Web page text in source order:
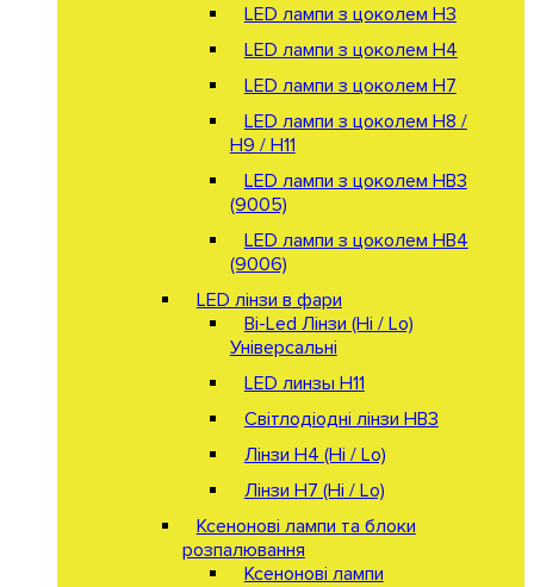
LED лампи з цоколем H3
LED лампи з цоколем H4
LED лампи з цоколем H7
LED лампи з цоколем H8 /
H9 / H11
LED лампи з цоколем HB3
(9005)
LED лампи з цоколем HB4
(9006)
LED лінзи в фари
Bi-Led Лінзи (Hi / Lo)
Універсальні
LED линзы H11
Світлодіодні лінзи HB3
Лінзи Н4 (Hi / Lo)
Лінзи Н7 (Hi / Lo)
Ксенонові лампи та блоки
розпалювання
Ксенонові лампи